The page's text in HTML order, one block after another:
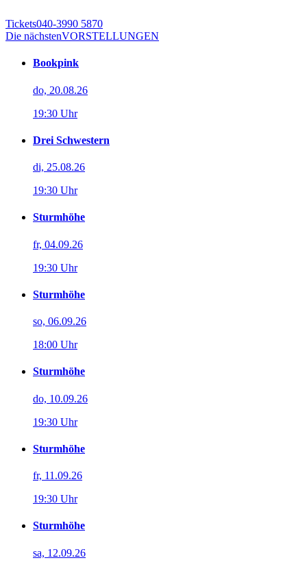
Tickets040-3990 5870
Die nächstenVORSTELLUNGEN
Bookpink
do, 20.08.26
19:30 Uhr
Drei Schwestern
di, 25.08.26
19:30 Uhr
Sturmhöhe
fr, 04.09.26
19:30 Uhr
Sturmhöhe
so, 06.09.26
18:00 Uhr
Sturmhöhe
do, 10.09.26
19:30 Uhr
Sturmhöhe
fr, 11.09.26
19:30 Uhr
Sturmhöhe
sa, 12.09.26